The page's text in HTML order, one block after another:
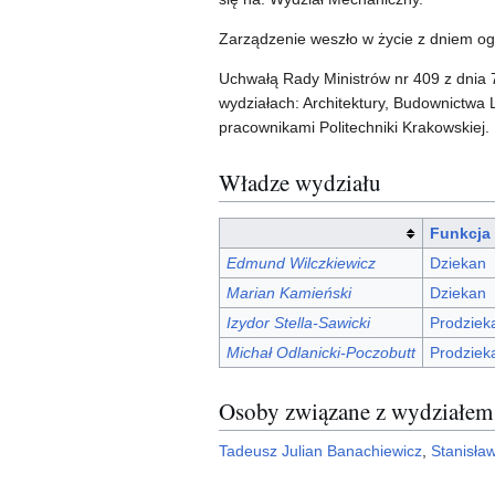
Zarządzenie weszło w życie z dniem
Uchwałą Rady Ministrów nr 409 z
wydziałach: Architektury,
pracownikami Politechniki Krakowskiej.
Władze wydziału
Funkcja
Edmund Wilczkiewicz
Dziekan
Marian Kamieński
Dziekan
Izydor Stella-Sawicki
Michał Odlanicki-Poczobutt
Osoby związane z wydziałem
Tadeusz Julian Banachiewicz